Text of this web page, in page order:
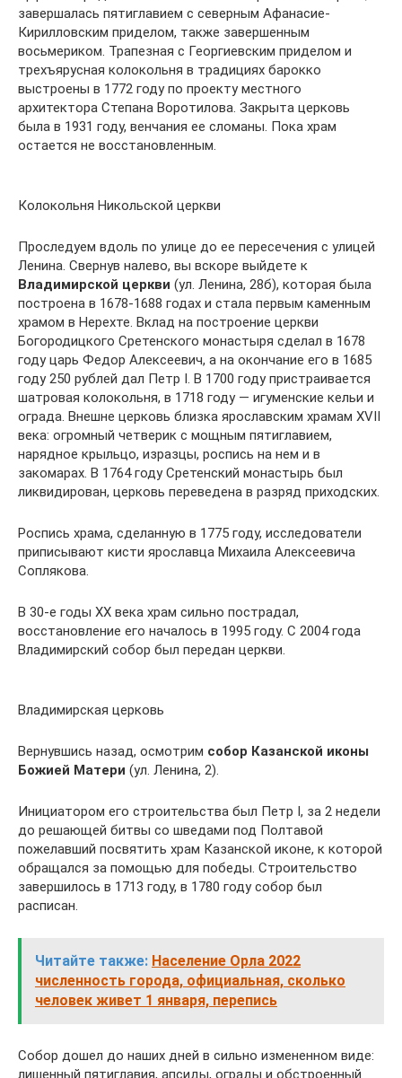
завершалась пятиглавием с северным Афанасие-
Кирилловским приделом, также завершенным
восьмериком. Трапезная с Георгиевским приделом и
трехъярусная колокольня в традициях барокко
выстроены в 1772 году по проекту местного
архитектора Степана Воротилова. Закрыта церковь
была в 1931 году, венчания ее сломаны. Пока храм
остается не восстановленным.
Колокольня Никольской церкви
Проследуем вдоль по улице до ее пересечения с улицей
Ленина. Свернув налево, вы вскоре выйдете к
Владимирской церкви (ул. Ленина, 28б), которая была
построена в 1678-1688 годах и стала первым каменным
храмом в Нерехте. Вклад на построение церкви
Богородицкого Сретенского монастыря сделал в 1678
году царь Федор Алексеевич, а на окончание его в 1685
году 250 рублей дал Петр I. В 1700 году пристраивается
шатровая колокольня, в 1718 году — игуменские кельи и
ограда. Внешне церковь близка ярославским храмам ХVII
века: огромный четверик с мощным пятиглавием,
нарядное крыльцо, изразцы, роспись на нем и в
закомарах. В 1764 году Сретенский монастырь был
ликвидирован, церковь переведена в разряд приходских.
Роспись храма, сделанную в 1775 году, исследователи
приписывают кисти ярославца Михаила Алексеевича
Соплякова.
В 30-е годы XX века храм сильно пострадал,
восстановление его началось в 1995 году. С 2004 года
Владимирский собор был передан церкви.
Владимирская церковь
Вернувшись назад, осмотрим собор Казанской иконы
Божией Матери (ул. Ленина, 2).
Инициатором его строительства был Петр I, за 2 недели
до решающей битвы со шведами под Полтавой
пожелавший посвятить храм Казанской иконе, к которой
обращался за помощью для победы. Строительство
завершилось в 1713 году, в 1780 году собор был
расписан.
Читайте также: Население Орла 2022
численность города, официальная, сколько
человек живет 1 января, перепись
Собор дошел до наших дней в сильно измененном виде:
лишенный пятиглавия, апсиды, ограды и обстроенный